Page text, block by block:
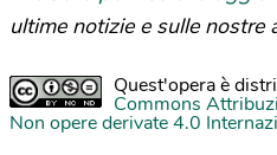
ultime notizie e sulle nostre
Quest'opera è
Commons
Non opere derivate 4.0